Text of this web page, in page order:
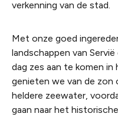
verkenning van de stad.
Met onze goed
landschappen van
dag zes aan te komen
genieten we van de zon
heldere zeewater,
gaan naar het